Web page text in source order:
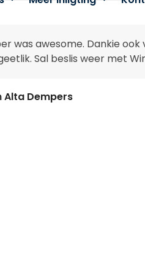
was awesome. Dankie ook
Sal beslis weer met
Alta Dempers